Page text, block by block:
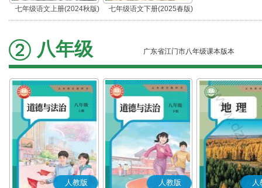
七年级语文上册(2024秋版)
(部编版)
七年级语文下册(2025春版)
(部编版)
八年级 广东省江门市八年级课本版本
人教版 人教版 人